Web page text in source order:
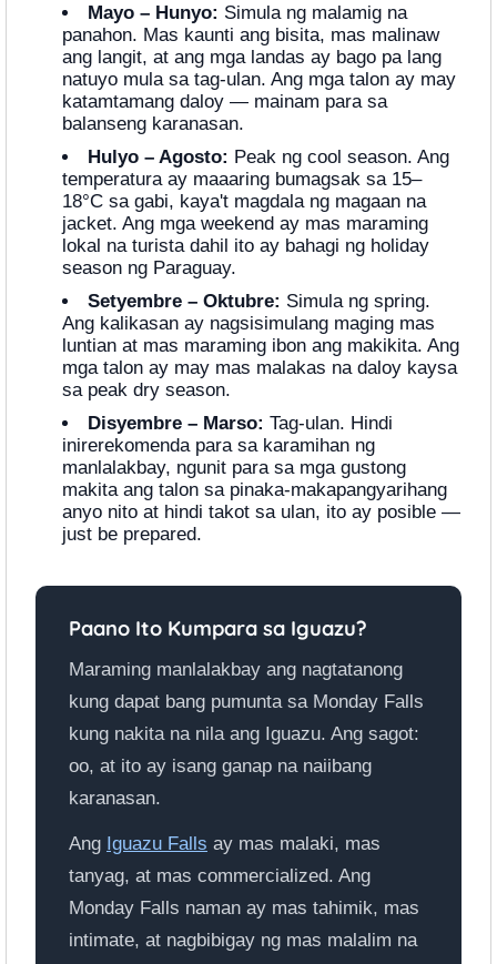
Mayo – Hunyo: Simula ng malamig na
panahon. Mas kaunti ang bisita, mas malinaw
ang langit, at ang mga landas ay bago pa lang
natuyo mula sa tag-ulan. Ang mga talon ay may
katamtamang daloy — mainam para sa
balanseng karanasan.
Hulyo – Agosto: Peak ng cool season. Ang
temperatura ay maaaring bumagsak sa 15–
18°C sa gabi, kaya't magdala ng magaan na
jacket. Ang mga weekend ay mas maraming
lokal na turista dahil ito ay bahagi ng holiday
season ng Paraguay.
Setyembre – Oktubre: Simula ng spring.
Ang kalikasan ay nagsisimulang maging mas
luntian at mas maraming ibon ang makikita. Ang
mga talon ay may mas malakas na daloy kaysa
sa peak dry season.
Disyembre – Marso: Tag-ulan. Hindi
inirerekomenda para sa karamihan ng
manlalakbay, ngunit para sa mga gustong
makita ang talon sa pinaka-makapangyarihang
anyo nito at hindi takot sa ulan, ito ay posible —
just be prepared.
Paano Ito Kumpara sa Iguazu?
Maraming manlalakbay ang nagtatanong
kung dapat bang pumunta sa Monday Falls
kung nakita na nila ang Iguazu. Ang sagot:
oo, at ito ay isang ganap na naiibang
karanasan.
Ang Iguazu Falls ay mas malaki, mas
tanyag, at mas commercialized. Ang
Monday Falls naman ay mas tahimik, mas
intimate, at nagbibigay ng mas malalim na